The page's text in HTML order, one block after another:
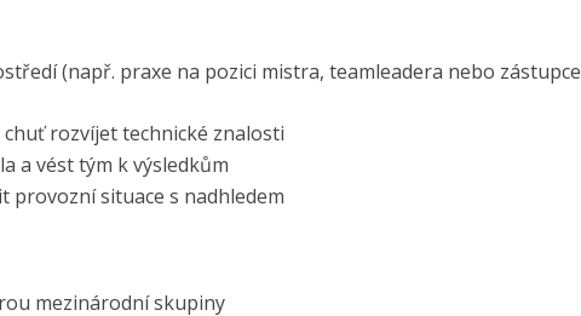
(např. praxe na pozici mistra, teamleadera nebo zástupce
rozvíjet technické znalosti
a vést tým k výsledkům
provozní situace s nadhledem
mezinárodní skupiny